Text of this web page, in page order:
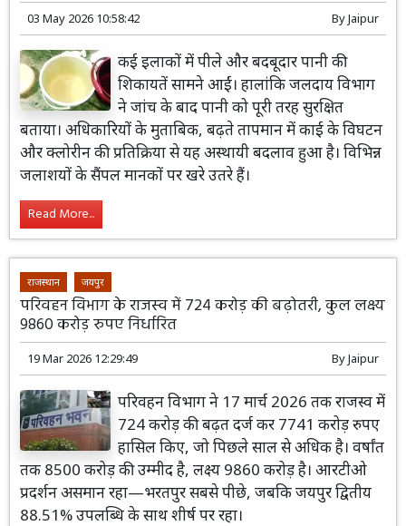
03 May 2026 10:58:42 ByJaipur
कई इलाकों में पीले और बदबूदार पानी की
शिकायतें सामने आईं। हालांकि जलदाय विभाग
ने जांच के बाद पानी को पूरी तरह सुरक्षित
बताया। अधिकारियों के मुताबिक, बढ़ते तापमान में काई के विघटन
और क्लोरीन की प्रतिक्रिया से यह अस्थायी बदलाव हुआ है। विभिन्न
जलाशयों के सैंपल मानकों पर खरे उतरे हैं।
Read More...
राजस्थान जयपुर
परिवहन विभाग के राजस्व में 724 करोड़ की बढ़ोतरी, कुल लक्ष्य
9860 करोड़ रुपए निर्धारित
19 Mar 2026 12:29:49 ByJaipur
परिवहन विभाग ने 17 मार्च 2026 तक राजस्व में
724 करोड़ की बढ़त दर्ज कर 7741 करोड़ रुपए
हासिल किए, जो पिछले साल से अधिक है। वर्षांत
तक 8500 करोड़ की उम्मीद है, लक्ष्य 9860 करोड़ है। आरटीओ
प्रदर्शन असमान रहा—भरतपुर सबसे पीछे, जबकि जयपुर द्वितीय
88.51% उपलब्धि के साथ शीर्ष पर रहा।